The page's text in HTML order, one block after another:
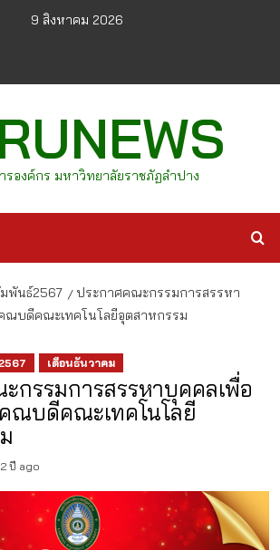
9 สิงหาคม 2026
รองค์กร มหาวิทยาลัยราชภัฏลำปาง
พันธ์2567
ประกาศคณะกรรมการสรรหา
ณบดีคณะเทคโนโลยีอุตสาหกรรม
เดือนธันวาคม
กรรมการสรรหาบุคคลเพื่อ
ณบดีคณะเทคโนโลยี
2 ปี ago